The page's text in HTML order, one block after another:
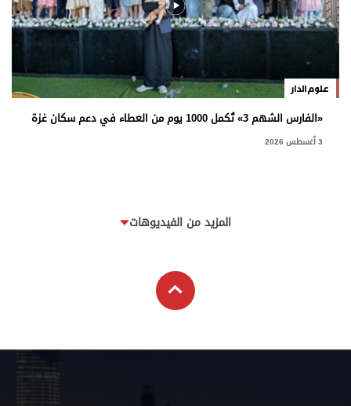
علوم الدار
«الفارس الشهم 3» تُكمل 1000 يوم من العطاء في دعم سكان غزة
3 أغسطس 2026
المزيد من الفيديوهات